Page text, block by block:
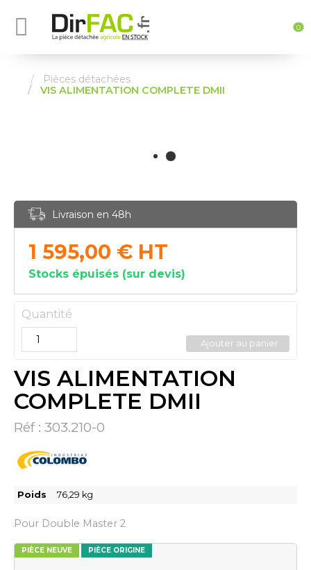
0
Pièces détachées
VIS ALIMENTATION COMPLETE DMII
PIÈCE NEUVE PIÈCE ORIGINE
VIS ALIMENTATION
COMPLETE DMII
Réf : 303.210-0
Poids 76,29 kg
Pour Double Master 2
Livraison en 48h
1 595,00 € HT
Stocks épuisés (sur devis)
Quantité
Ajouter au panier